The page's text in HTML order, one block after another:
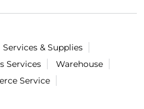
& Supplies
Services
Warehouse
Service